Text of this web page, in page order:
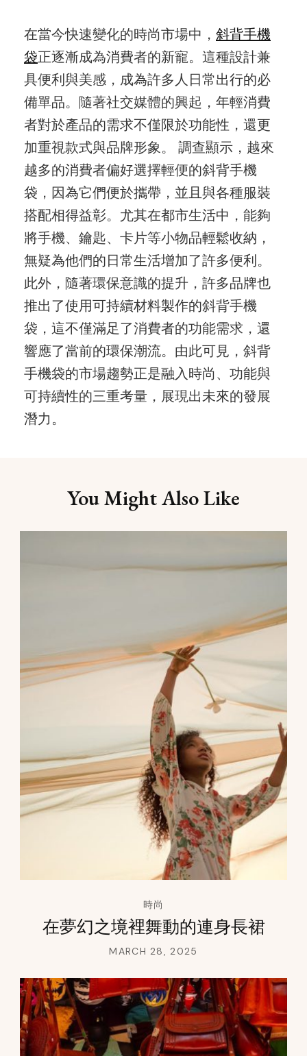
在當今快速變化的時尚市場中， 斜背手機
袋正逐漸成為消費者的新寵。這種設計兼
具便利與美感，成為許多人日常出行的必
備單品。隨著社交媒體的興起，年輕消費
者對於產品的需求不僅限於功能性，還更
加重視款式與品牌形象。 調查顯示，越來
越多的消費者偏好選擇輕便的斜背手機
袋，因為它們便於攜帶，並且與各種服裝
搭配相得益彰。尤其在都市生活中，能夠
將手機、鑰匙、卡片等小物品輕鬆收納，
無疑為他們的日常生活增加了許多便利。
此外，隨著環保意識的提升，許多品牌也
推出了使用可持續材料製作的斜背手機
袋，這不僅滿足了消費者的功能需求，還
響應了當前的環保潮流。由此可見，斜背
手機袋的市場趨勢正是融入時尚、功能與
可持續性的三重考量，展現出未來的發展
潛力。
Navigation
You Might Also Like
時尚
在夢幻之境裡舞動的連身長裙
MARCH 28, 2025